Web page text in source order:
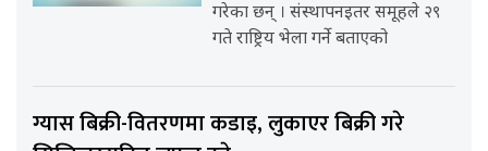
गरेका छन् । संस्थापनइतर समूहले २९
गते राष्ट्रिय भेला गर्ने बताएको
ग्यास बिक्री-वितरणमा कडाइ, लुकाएर बिक्री गरे